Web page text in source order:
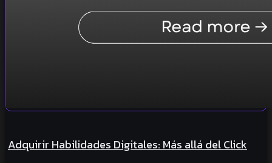
Adquirir Habilidades Digitales: Más allá del Click